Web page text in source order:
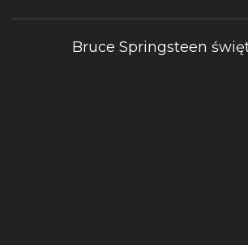
Bruce Springsteen